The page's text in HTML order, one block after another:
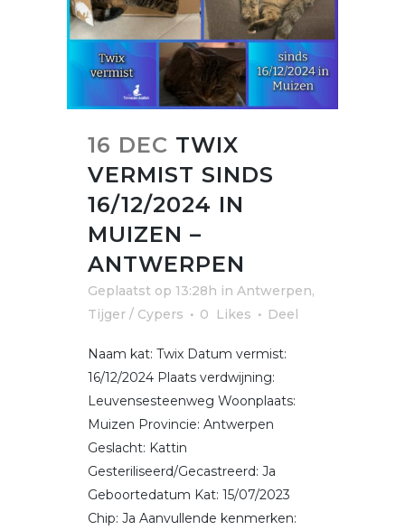
16 DEC TWIX
VERMIST SINDS
16/12/2024 IN
MUIZEN –
ANTWERPEN
Geplaatst op 13:28h in Antwerpen,
Tijger / Cypers
0 Likes Deel
Naam kat: Twix Datum vermist:
16/12/2024 Plaats verdwijning:
Leuvensesteenweg Woonplaats:
Muizen Provincie: Antwerpen
Geslacht: Kattin
Gesteriliseerd/Gecastreerd: Ja
Geboortedatum Kat: 15/07/2023
Chip: Ja Aanvullende kenmerken: